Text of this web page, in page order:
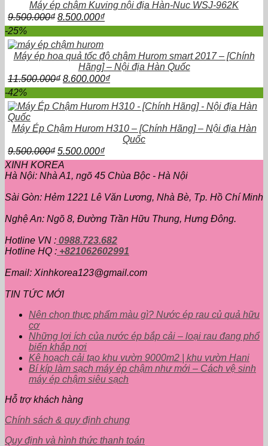
11.950.000₫.
Máy ép chậm Kuving nội địa Hàn-Nuc WSJ-962K
9.500.000₫ Giá
gốc
là:
9.500.000₫.
8.500.000₫Giá
hiện
tại
8.500.000₫.
-25%
Máy ép hoa quả tốc độ chậm Hurom smart 2017 – [Chính
Hãng] – Nội địa Hàn Quốc
11.500.000₫ Giá
gốc
là:
11.500.000₫.
8.600.000₫Giá
hiện
tại
là:
-42%
Máy Ép Chậm Hurom H310 – [Chính Hãng] – Nội địa Hàn
Quốc
9.500.000₫ Giá
gốc
là:
9.500.000₫.
5.500.000₫Giá
hiện
tại
5.500.000₫.
XINH KOREA
Hà Nội: Nhà A1, ngõ 45 Chùa Bộc - Hà Nội
Sài Gòn: Hẻm 1221 Lê Văn Lương, Nhà Bè, Tp. Hồ Chí Minh
Nghệ An: Ngõ 8, Đường Trần Hữu Thung, Hưng Đông.
Hotline VN : 0988.723.682
Hotline HQ : +821062602991
Email: Xinhkorea123@gmail.com
TIN TỨC MỚI
Nên chọn thực phẩm màu gì? Nước ép rau củ quả hữu
cơ
Những lợi ích của nước ép bắp cải – loại rau đang phổ
biến khắp nơi
Kê hoạch cải tạo khu vườn 9000m2 | khu vườn Hani
Bí kíp làm sạch máy ép chậm như mới – Cách vệ sinh
máy ép chậm siêu sạch
Hỗ trợ khách hàng
Chính sách & quy định chung
Quy định và hình thức thanh toán